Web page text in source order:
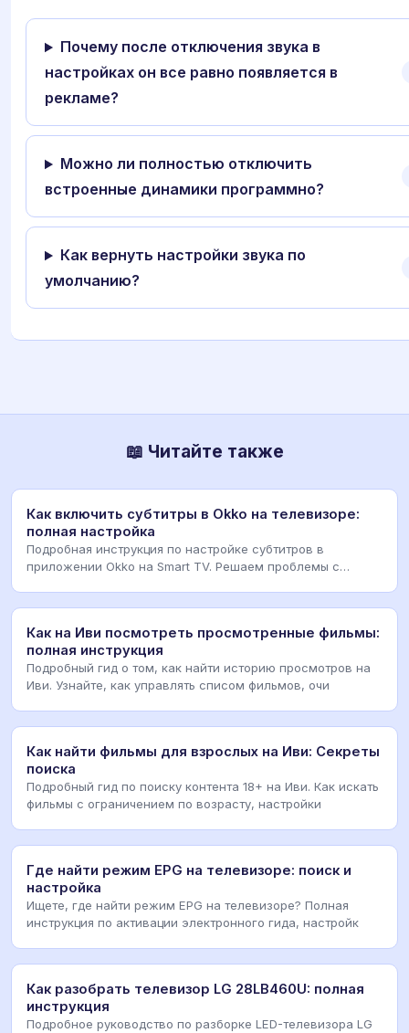
Почему после отключения звука в
настройках он все равно появляется в
рекламе?
Можно ли полностью отключить
встроенные динамики программно?
Как вернуть настройки звука по
умолчанию?
📖 Читайте также
Как включить субтитры в Okko на телевизоре:
полная настройка
Подробная инструкция по настройке субтитров в
приложении Okko на Smart TV. Решаем проблемы с
Как на Иви посмотреть просмотренные фильмы:
полная инструкция
Подробный гид о том, как найти историю просмотров на
Иви. Узнайте, как управлять списом фильмов, очи
Как найти фильмы для взрослых на Иви: Секреты
поиска
Подробный гид по поиску контента 18+ на Иви. Как искать
фильмы с ограничением по возрасту, настройки
Где найти режим EPG на телевизоре: поиск и
настройка
Ищете, где найти режим EPG на телевизоре? Полная
инструкция по активации электронного гида, настройк
Как разобрать телевизор LG 28LB460U: полная
инструкция
Подробное руководство по разборке LED-телевизора LG